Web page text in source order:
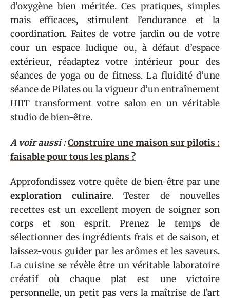
d’oxygène bien méritée. Ces pratiques, simples
mais efficaces, stimulent l’endurance et la
coordination. Faites de votre jardin ou de votre
cour un espace ludique ou, à défaut d’espace
extérieur, réadaptez votre intérieur pour des
séances de yoga ou de fitness. La fluidité d’une
séance de Pilates ou la vigueur d’un entraînement
HIIT transforment votre salon en un véritable
studio de bien-être.
A voir aussi :Construire une maison sur pilotis :
faisable pour tous les plans ?
Approfondissez votre quête de bien-être par une
exploration culinaire. Tester de nouvelles
recettes est un excellent moyen de soigner son
corps et son esprit. Prenez le temps de
sélectionner des ingrédients frais et de saison, et
laissez-vous guider par les arômes et les saveurs.
La cuisine se révèle être un véritable laboratoire
créatif où chaque plat est une victoire
personnelle, un petit pas vers la maîtrise de l’art